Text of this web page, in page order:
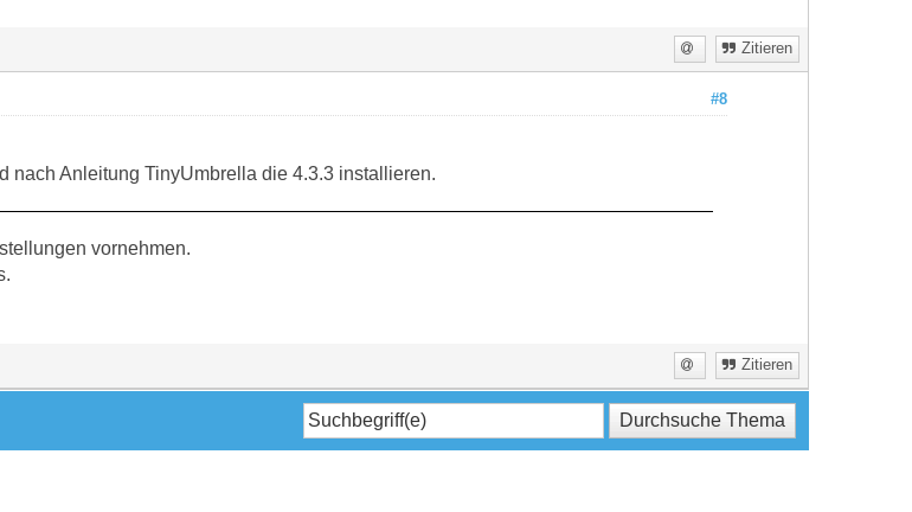
Zitieren
#8
nach Anleitung TinyUmbrella die 4.3.3 installieren.
vornehmen.
Zitieren